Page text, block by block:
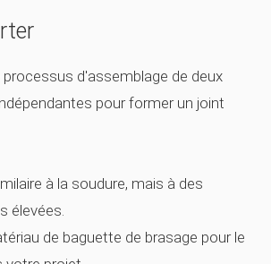
processus d'assemblage de deux
pour former un joint
à la soudure, mais à des
élevées.
de baguette de brasage pour le